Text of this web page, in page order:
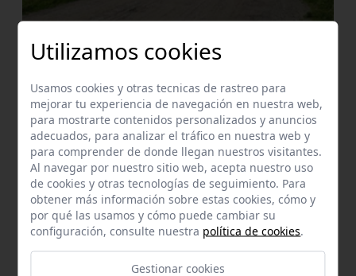
Fuente del membrillo
Utilizamos cookies
Usamos cookies y otras tecnicas de rastreo para
mejorar tu experiencia de navegación en nuestra web,
para mostrarte contenidos personalizados y anuncios
adecuados, para analizar el tráfico en nuestra web y
para comprender de donde llegan nuestros visitantes.
Al navegar por nuestro sitio web, acepta nuestro uso
de cookies y otras tecnologías de seguimiento. Para
obtener más información sobre estas cookies, cómo y
por qué las usamos y cómo puede cambiar su
configuración, consulte nuestra política de cookies.
Gestionar cookies